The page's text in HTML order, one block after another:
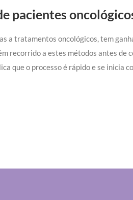
pacientes
a tratamentos oncológicos, tem
recorrido a estes métodos antes de
que o processo é rápido e se inicia